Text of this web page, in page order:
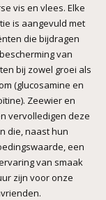
vis en vlees. Elke
is aangevuld met
die bijdragen
van
bij zowel groei als
(glucosamine en
Zeewier en
vervolledigen deze
die, naast hun
een
van smaak
zijn voor onze